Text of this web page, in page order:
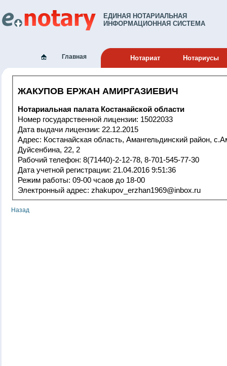
ЕДИНАЯ НОТАРИАЛЬНАЯ
ИНФОРМАЦИОННАЯ СИСТЕМА
Главная Нотариат Нотариусы
ЖАКУПОВ ЕРЖАН АМИРГАЗИЕВИЧ
Нотариальная палата Костанайской области
Номер государственной лицензии: 15022033
Дата выдачи лицензии: 22.12.2015
Адрес: Костанайская область, Амангельдинский район, с.Амангельды,
Дуйсенбина, 22, 2
Рабочий телефон: 8(71440)-2-12-78, 8-701-545-77-30
Дата учетной регистрации: 21.04.2016 9:51:36
Режим работы: 09-00 чсаов до 18-00
Электронный адрес: zhakupov_erzhan1969@inbox.ru
Назад